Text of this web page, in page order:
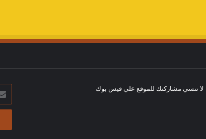
لا تنسي مشاركتك للموقع علي فيس بوك